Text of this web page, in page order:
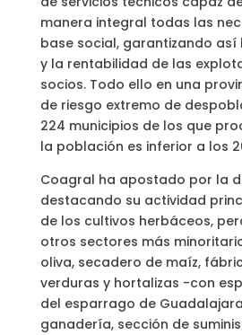
manera integral todas las
base social, garantizando
y la rentabilidad de las
socios. Todo ello en una
de riesgo extremo de
224 municipios de los que
la población es inferior a los
Coagral ha apostado por la
destacando su actividad
de los cultivos herbáceos,
otros sectores más
oliva, secadero de maíz,
verduras y hortalizas -con
del esparrago de
ganadería, sección de